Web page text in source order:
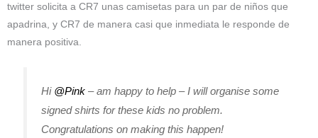
twitter solicita a CR7 unas camisetas para un par de niños que
apadrina, y CR7 de manera casi que inmediata le responde de
manera positiva.
Hi @Pink– am happy to help – I will organise some
signed shirts for these kids no problem.
Congratulations on making this happen!